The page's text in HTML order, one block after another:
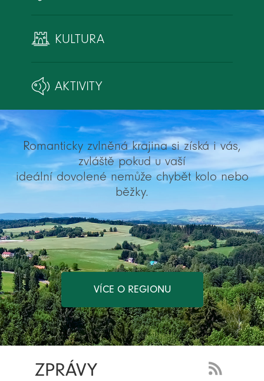
KULTURA
AKTIVITY
Romanticky zvlněná krajina si získá i vás,
zvláště pokud u vaší
ideální dovolené nemůže chybět kolo nebo
běžky.
VÍCE O REGIONU
ZPRÁVY